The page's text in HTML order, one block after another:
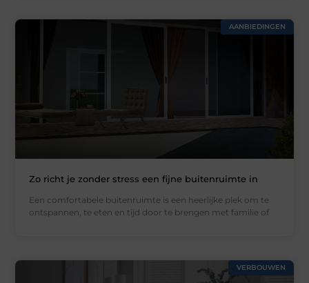
AANBIEDINGEN
Zo richt je zonder stress een fijne buitenruimte in
Een comfortabele buitenruimte is een heerlijke plek om te
ontspannen, te eten en tijd door te brengen met familie of
VERBOUWEN